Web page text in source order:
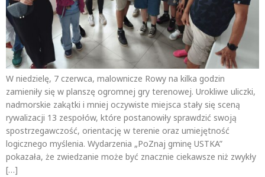
W niedzielę, 7 czerwca, malownicze Rowy na kilka godzin
zamieniły się w planszę ogromnej gry terenowej. Urokliwe uliczki,
nadmorskie zakątki i mniej oczywiste miejsca stały się sceną
rywalizacji 13 zespołów, które postanowiły sprawdzić swoją
spostrzegawczość, orientację w terenie oraz umiejętność
logicznego myślenia. Wydarzenia „PoZnaj gminę USTKA”
pokazała, że zwiedzanie może być znacznie ciekawsze niż zwykły
[…]